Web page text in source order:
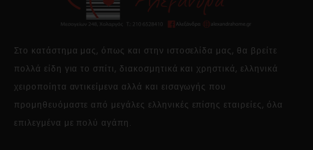
Στο κατάστημα μας, όπως και στην ιστοσελίδα μας, θα βρείτε
πολλά είδη για το σπίτι, διακοσμητικά και χρηστικά, ελληνικά
χειροποίητα αντικείμενα αλλά και εισαγωγής που
προμηθευόμαστε από μεγάλες ελληνικές επίσης εταιρείες, όλα
επιλεγμένα με πολύ αγάπη.